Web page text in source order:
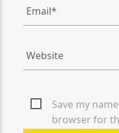
Save my
browser for